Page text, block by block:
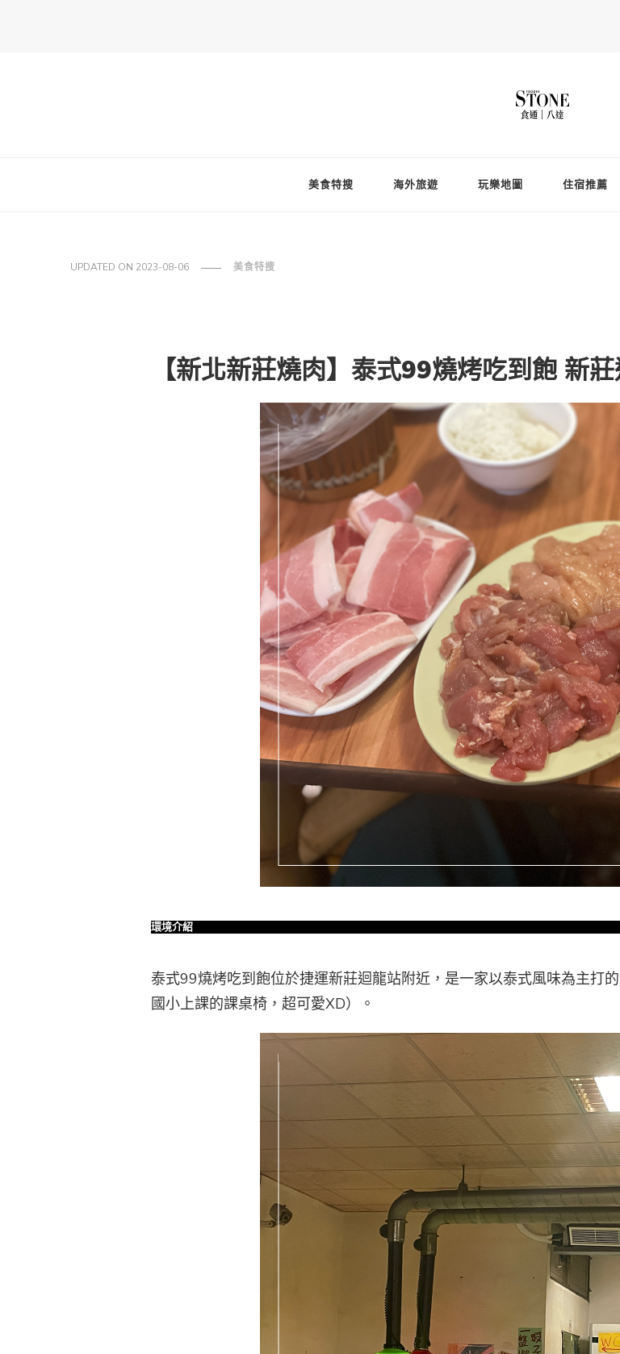
美食特搜 海外旅遊 玩樂地圖 住宿推薦
UPDATED ON 2023-08-06 美食特搜
【新北新莊燒肉】泰式99燒烤吃到飽 新
環境介紹
泰式99燒烤吃到飽位於捷運新莊迴龍站附近，是一家以泰式風味為主打
國小上課的課桌椅，超可愛XD）。